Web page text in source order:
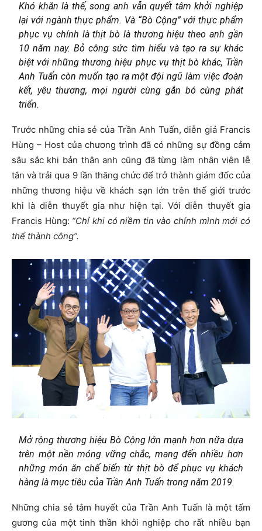
Khó khăn là thế, song anh vẫn quyết tâm khởi nghiệp
lại với ngành thực phẩm. Và “Bò Cộng” với thực phẩm
phục vụ chính là thịt bò là thương hiệu theo anh gần
10 năm nay. Bỏ công sức tìm hiểu và tạo ra sự khác
biệt với những thương hiệu phục vụ thịt bò khác, Trần
Anh Tuấn còn muốn tạo ra một đội ngũ làm việc đoàn
kết, yêu thương, mọi người cùng gắn bó cùng phát
triển.
Trước những chia sẻ của Trần Anh Tuấn, diễn giả Francis
Hùng – Host của chương trình đã có những sự đồng cảm
sâu sắc khi bản thân anh cũng đã từng làm nhân viên lễ
tân và trải qua 9 lần thăng chức để trở thành giám đốc của
những thương hiệu về khách sạn lớn trên thế giới trước
khi là diễn thuyết gia như hiện tại. Với diễn thuyết gia
Francis Hùng: “Chỉ khi có niềm tin vào chính mình mới có
thể thành công”.
Mở rộng thương hiệu Bò Cộng lớn mạnh hơn nữa dựa
trên một nền móng vững chắc, mang đến nhiều hơn
những món ăn chế biến từ thịt bò để phục vụ khách
hàng là mục tiêu của Trần Anh Tuấn trong năm 2019.
Những chia sẻ tâm huyết của Trần Anh Tuấn là một tấm
gương của một tinh thần khởi nghiệp cho rất nhiều bạn